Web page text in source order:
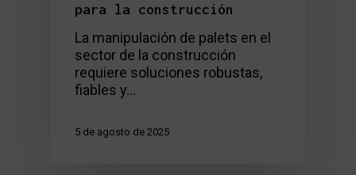
para la construcción
La manipulación de palets en el
sector de la construcción
requiere soluciones robustas,
fiables y…
5 de agosto de 2025